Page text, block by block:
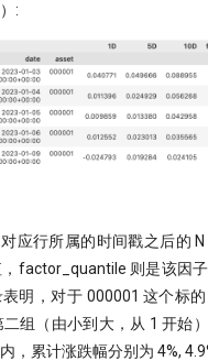
一招搞定每天
中的 Returning
装出发！
手好代码
量化金融未来？
:
应行所属的时间戳之后的
factor_quantile 则是该因
明，对于 000001 这个标
二组（由小到大，从 1 开始
，累计涨跌幅分别为 4%,